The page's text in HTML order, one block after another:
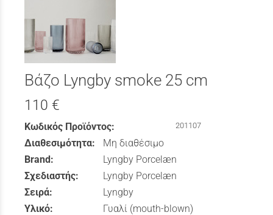
Βάζο Lyngby smoke 25 cm
110 €
Κωδικός Προϊόντος: 201107
Διαθεσιμότητα:
Μη διαθέσιμο
Brand:
Lyngby Porcelæn
Σχεδιαστής:
Lyngby Porcelæn
Σειρά:
Lyngby
Υλικό:
Γυαλί (mouth-blown)